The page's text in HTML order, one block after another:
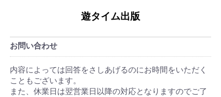
遊タイム出版
お問い合わせ
内容によっては回答をさしあげるのにお時間をいただく
こともございます。
また、休業日は翌営業日以降の対応となりますのでご了